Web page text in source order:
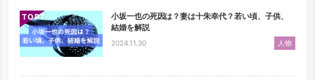
TOP
小坂一也の死因は？妻は十朱幸代？若い頃、子供、
結婚を解説
2024.11.30 人物